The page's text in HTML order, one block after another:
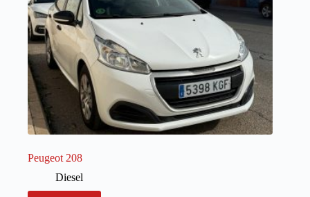
Peugeot 208
Diesel